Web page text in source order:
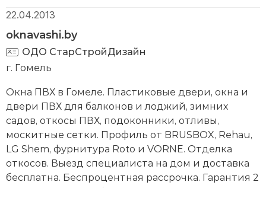
22.04.2013
oknavashi.by
ОДО СтарСтройДизайн
г. Гомель
Окна ПВХ в Гомеле. Пластиковые двери, окна и
двери ПВХ для балконов и лоджий, зимних
садов, откосы ПВХ, подоконники, отливы,
москитные сетки. Профиль от BRUSBOX, Rehau,
LG Shem, фурнитура Roto и VORNE. Отделка
откосов. Выезд специалиста на дом и доставка
бесплатна. Беспроцентная рассрочка. Гарантия 2
года. Наличный и безналичный расчет.